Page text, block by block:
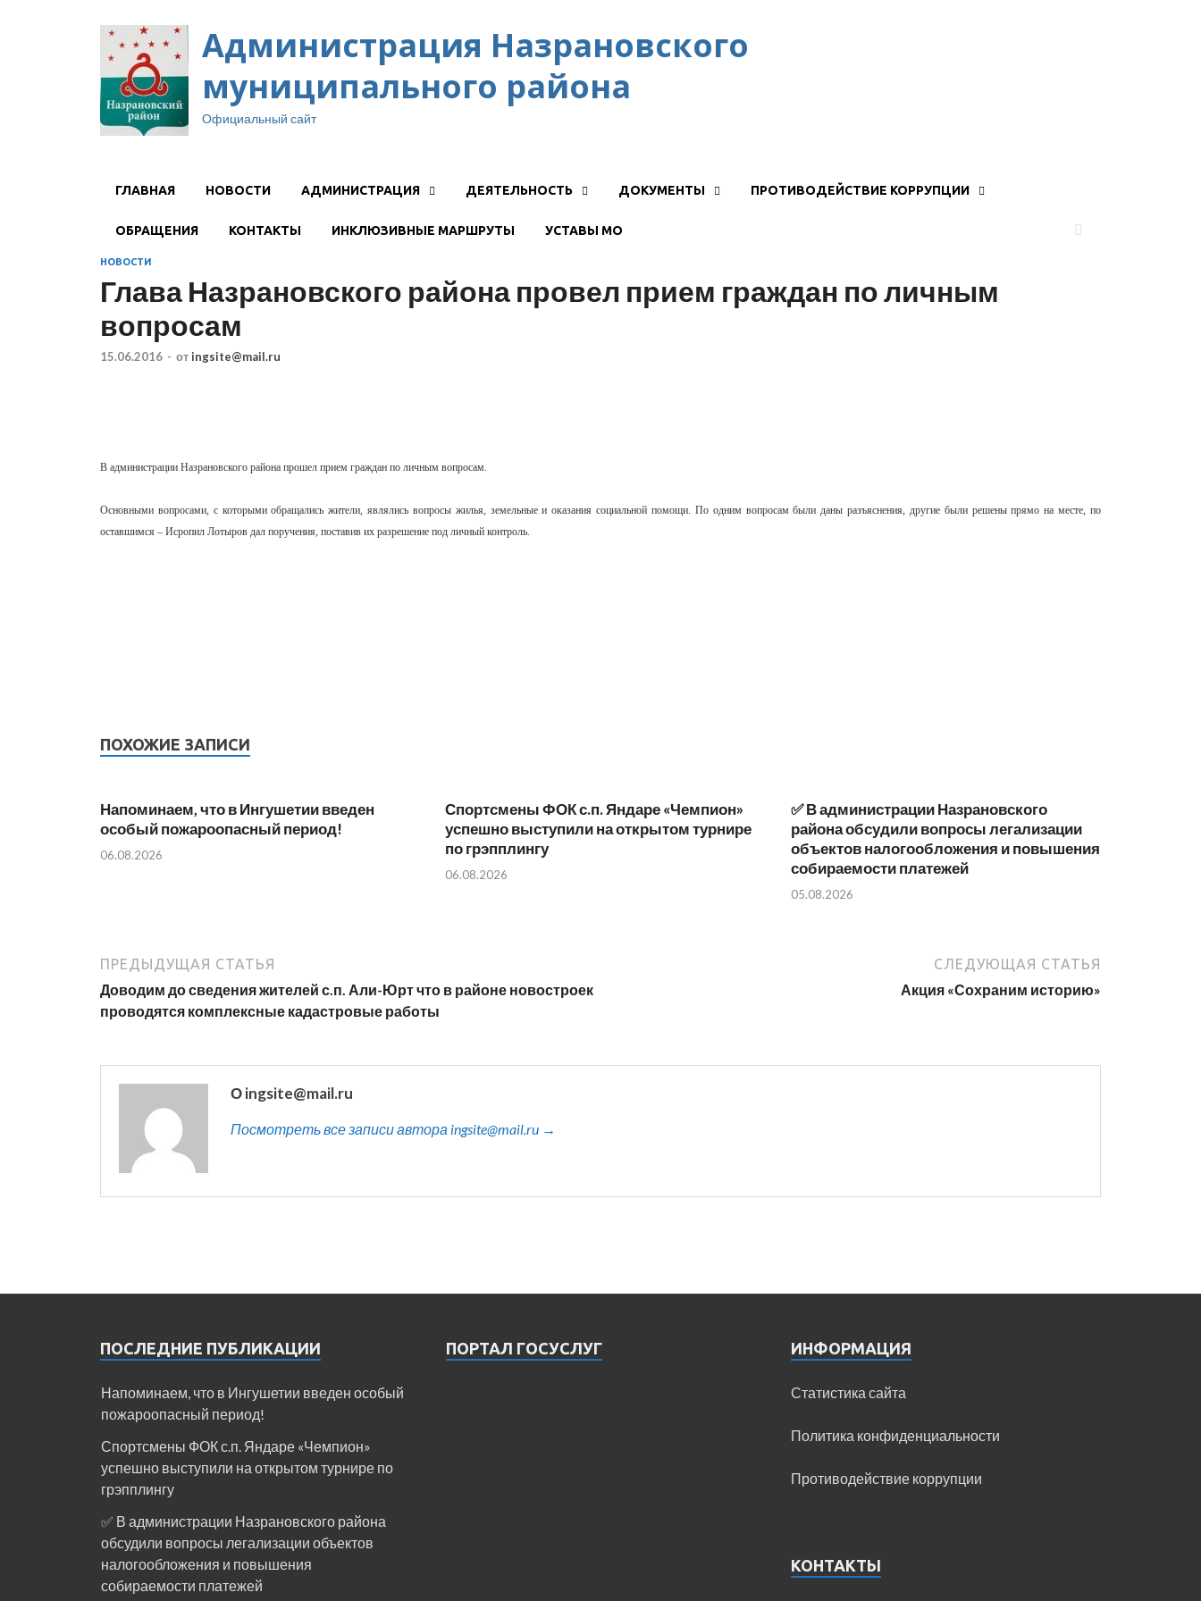
Администрация Назрановского
муниципального района
Официальный сайт
ГЛАВНАЯ НОВОСТИ АДМИНИСТРАЦИЯ ДЕЯТЕЛЬНОСТЬ ДОКУМЕНТЫ ПРОТИВОДЕЙСТВИЕ КОРРУПЦИИ
ОБРАЩЕНИЯ КОНТАКТЫ ИНКЛЮЗИВНЫЕ МАРШРУТЫ УСТАВЫ МО
НОВОСТИ
Глава Назрановского района провел прием граждан по личным
вопросам
15.06.2016 - от ingsite@mail.ru
В администрации Назрановского района прошел прием граждан по личным вопросам.
Основными вопросами, с которыми обращались жители, являлись вопросы жилья, земельные и оказания социальной помощи. По одним вопросам были даны разъяснения, другие были решены прямо на месте, по
оставшимся – Исропил Лотыров дал поручения, поставив их разрешение под личный контроль.
ПОХОЖИЕ ЗАПИСИ
Напоминаем, что в Ингушетии введен
особый пожароопасный период!⁣⁣⠀
06.08.2026
Спортсмены ФОК с.п. Яндаре «Чемпион»
успешно выступили на открытом турнире
по грэпплингу
06.08.2026
✅ В администрации Назрановского
района обсудили вопросы легализации
объектов налогообложения и повышения
собираемости платежей
05.08.2026
ПРЕДЫДУЩАЯ СТАТЬЯ
Доводим до сведения жителей с.п. Али-Юрт что в районе новостроек
проводятся комплексные кадастровые работы
СЛЕДУЮЩАЯ СТАТЬЯ
Акция «Сохраним историю»
О ingsite@mail.ru
Посмотреть все записи автора ingsite@mail.ru →
ПОСЛЕДНИЕ ПУБЛИКАЦИИ
Напоминаем, что в Ингушетии введен особый
пожароопасный период!⁣⁣⠀
Спортсмены ФОК с.п. Яндаре «Чемпион»
успешно выступили на открытом турнире по
грэпплингу
✅ В администрации Назрановского района
обсудили вопросы легализации объектов
налогообложения и повышения
собираемости платежей
ПОРТАЛ ГОСУСЛУГ ИНФОРМАЦИЯ
Статистика сайта
Политика конфиденциальности
Противодействие коррупции
КОНТАКТЫ